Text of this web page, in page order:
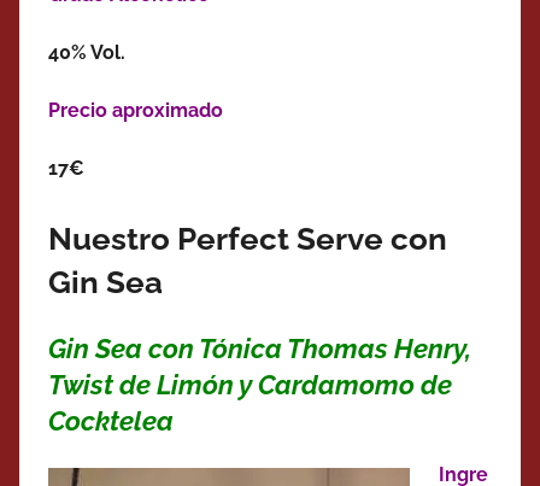
40% Vol.
Precio aproximado
17€
Nuestro Perfect Serve con
Gin Sea
Gin Sea con Tónica Thomas Henry,
Twist de Limón y Cardamomo de
Cocktelea
Ingre